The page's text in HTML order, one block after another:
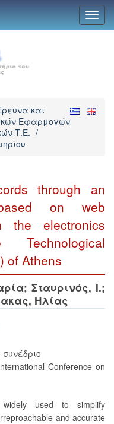
και
Εφαρμογών
Τ.Ε. /
through an
on web
the electronics
of Athens
; Σταυρινός, Ι.;
Ηλίας
Conference on
widely used to simplify
and accurate